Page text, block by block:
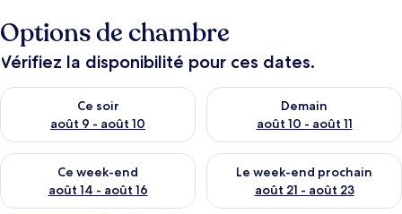
Options de chambre
Vérifiez la disponibilité pour ces dates.
Ce soir
août 9 - août 10
Vérifier la disponibilité pour ce soir août 9 - août 10
Demain
août 10 - août 11
Vérifier la disponibilité pour
Ce week-end
août 14 - août 16
Vérifier la disponibilité pour ce week-end août 14 - août 16
Le week-end prochain
août 21 - août 23
Vérifier la disponibilité pour